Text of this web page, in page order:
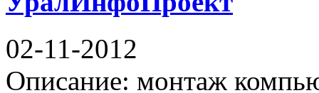
02-11-2012
Описание: монтаж